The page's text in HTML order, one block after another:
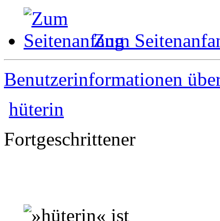
Zum
Benutzerinformationen
hüterin
Fortgeschrittener